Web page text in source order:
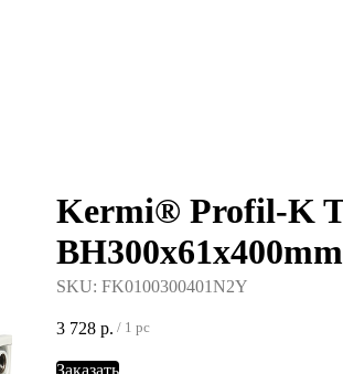
Kermi® Profil-K
BH300x61x400mm
SKU: FK0100300401N2Y
3 728 р. / 1 pc
Заказать